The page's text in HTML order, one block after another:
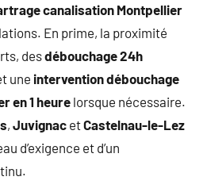
canalisation Montpellier
En prime, la proximité
desdébouchage 24h
une intervention débouchage
en 1 heure lorsque nécessaire.
, Juvignac etCastelnau-le-Lez
d’exigence et d’un